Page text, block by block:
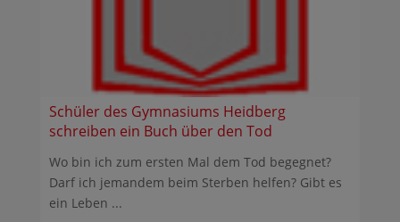
Schüler des Gymnasiums Heidberg
schreiben ein Buch über den Tod
Wo bin ich zum ersten Mal dem Tod begegnet?
Darf ich jemandem beim Sterben helfen? Gibt es
ein Leben ...